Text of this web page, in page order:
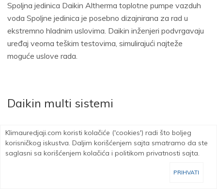
Spoljna jedinica Daikin Altherma toplotne pumpe vazduh
voda Spoljne jedinica je posebno dizajnirana za rad u
ekstremno hladnim uslovima. Daikin inženjeri podvrgavaju
uređaj veoma teškim testovima, simulirajući najteže
moguće uslove rada.
Daikin multi sistemi
Klimatizacija u svakoj prostoriji Multi sistem sa jedne
spoljne jedinice podržava do 5 unutrašnjih jedinica, čime se
smanjuju potreban prostor i troškovi. Svim unutrašnjim
Klimauredjaji.com koristi kolačiće ('cookies') radi što boljeg
korisničkog iskustva. Daljim korišćenjem sajta smatramo da ste
saglasni sa korišćenjem kolačića i politikom privatnosti sajta.
PRIHVATI